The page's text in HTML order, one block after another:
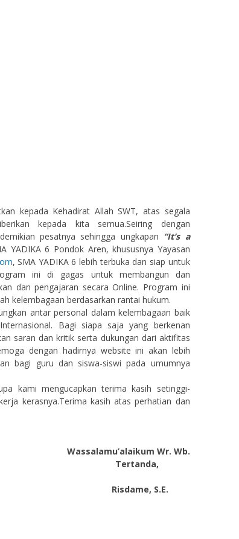
kepada Kehadirat Allah SWT, atas segala
kepada kita semua.Seiring dengan
pesatnya sehingga ungkapan “It’s a
6 Pondok Aren, khususnya Yayasan
, SMA YADIKA 6 lebih terbuka dan siap untuk
ini di gagas untuk membangun dan
dan pengajaran secara Online. Program ini
kelembagaan berdasarkan rantai hukum.
antar personal dalam kelembagaan baik
Bagi siapa saja yang berkenan
saran dan kritik serta dukungan dari aktifitas
dengan hadirnya website ini akan lebih
bagi guru dan siswa-siswi pada umumnya
kami mengucapkan terima kasih setinggi-
kerasnya.Terima kasih atas perhatian dan
Wassalamu’alaikum Wr. Wb.
Tertanda,
Risdame, S.E.